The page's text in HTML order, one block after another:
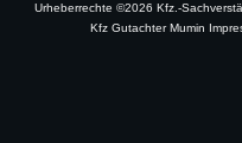
Urheberrechte ©2026 Kfz.-
Kfz Gutachter Mumin